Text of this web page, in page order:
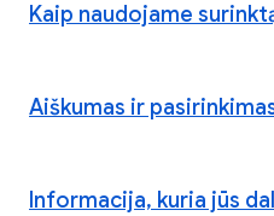
Kaip naudojame
Aiškumas ir
Informacija, kuria jūs